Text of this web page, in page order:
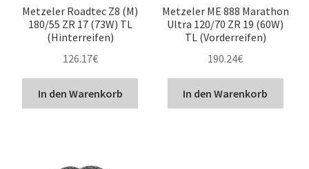
Metzeler Roadtec Z8 (M)
180/55 ZR 17 (73W) TL
(Hinterreifen)
126.17€
In den Warenkorb
Metzeler ME 888 Marathon
Ultra 120/70 ZR 19 (60W)
TL (Vorderreifen)
190.24€
In den Warenkorb